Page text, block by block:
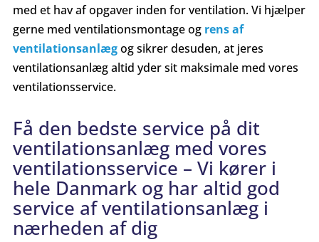
med et hav af opgaver inden for ventilation. Vi hjælper
gerne med ventilationsmontage og rens af
ventilationsanlægog sikrer desuden, at jeres
ventilationsanlæg altid yder sit maksimale med vores
ventilationsservice.
Få den bedste service på dit
ventilationsanlæg med vores
ventilationsservice – Vi kører i
hele Danmark og har altid god
service af ventilationsanlæg i
nærheden af dig